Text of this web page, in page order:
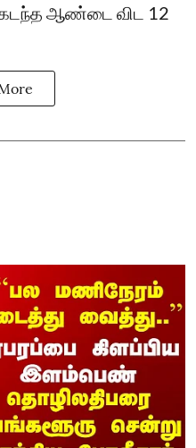
கடந்த ஆண்டை விட 12